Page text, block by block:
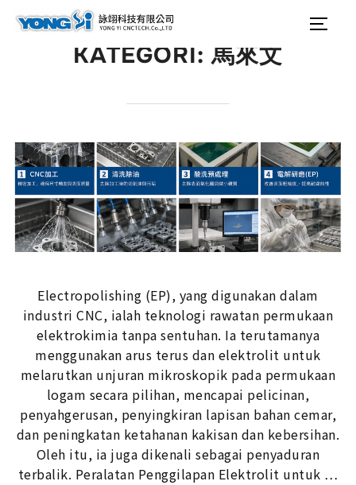
Search
KATEGORI:馬來文
Electropolishing (EP), yang digunakan dalam
industri CNC, ialah teknologi rawatan permukaan
elektrokimia tanpa sentuhan. Ia terutamanya
menggunakan arus terus dan elektrolit untuk
melarutkan unjuran mikroskopik pada permukaan
logam secara pilihan, mencapai pelicinan,
penyahgerusan, penyingkiran lapisan bahan cemar,
dan peningkatan ketahanan kakisan dan kebersihan.
Oleh itu, ia juga dikenali sebagai penyaduran
terbalik. Peralatan Penggilapan Elektrolit untuk …